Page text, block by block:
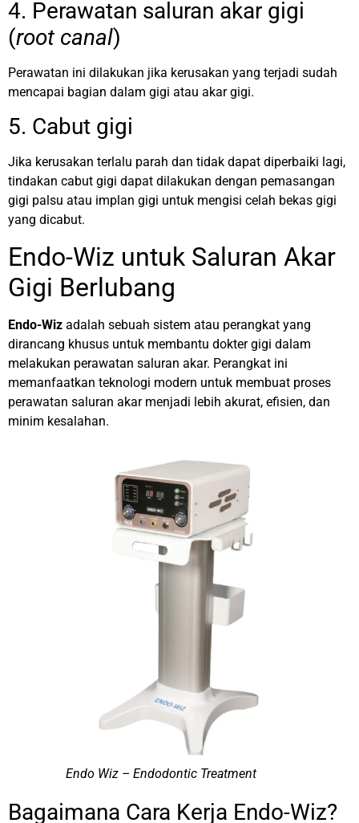
4. Perawatan saluran akar gigi
(root canal)
Perawatan ini dilakukan jika kerusakan yang terjadi sudah
mencapai bagian dalam gigi atau akar gigi.
5. Cabut gigi
Jika kerusakan terlalu parah dan tidak dapat diperbaiki lagi,
tindakan cabut gigi dapat dilakukan dengan pemasangan
gigi palsu atau implan gigi untuk mengisi celah bekas gigi
yang dicabut.
Endo-Wiz untuk Saluran Akar
Gigi Berlubang
Endo-Wiz adalah sebuah sistem atau perangkat yang
dirancang khusus untuk membantu dokter gigi dalam
melakukan perawatan saluran akar. Perangkat ini
memanfaatkan teknologi modern untuk membuat proses
perawatan saluran akar menjadi lebih akurat, efisien, dan
minim kesalahan.
Endo Wiz – Endodontic Treatment
Bagaimana Cara Kerja Endo-Wiz?